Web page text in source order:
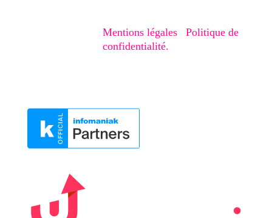
droits réservés.Mentions légales |Politique de
confidentialité.